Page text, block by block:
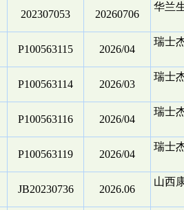
202307053 20260706
华兰
P100563115 2026/04
瑞士
P100563114 2026/03
瑞士
P100563116 2026/04
瑞士
P100563119 2026/04
瑞士
JB20230736 2026.06
山西